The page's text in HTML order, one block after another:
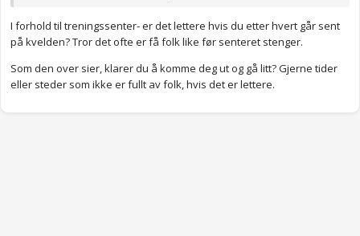
komme litt i gang? Har et håp om å kunne prøve treningssenter
igjen etter hvert men det blir ikke nå. De siste to gangene jeg
prøvde fikk jeg panikkanfall og det er ikke særlig hyggelig å få i
et rom fullt av mennesker..
I forhold til treningssenter- er det lettere hvis du etter hvert går sent
på kvelden? Tror det ofte er få folk like før senteret stenger.
Som den over sier, klarer du å komme deg ut og gå litt? Gjerne tider
eller steder som ikke er fullt av folk, hvis det er lettere.